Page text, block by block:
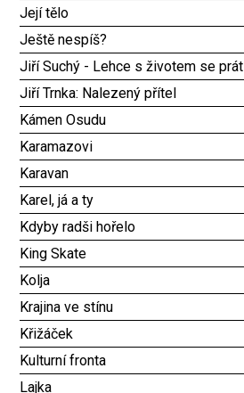
Její tělo
Ještě nespíš?
Jiří Suchý - Lehce s životem se prát
Jiří Trnka: Nalezený přítel
Kámen Osudu
Karamazovi
Karavan
Karel, já a ty
Kdyby radši hořelo
King Skate
Kolja
Krajina ve stínu
Křižáček
Kulturní fronta
Lajka